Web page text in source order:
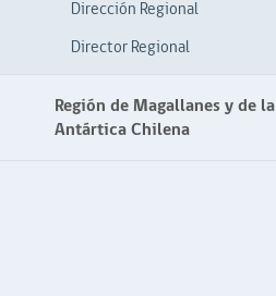
Dirección Regional
Director Regional
Región de Magallanes y de la
Antártica Chilena